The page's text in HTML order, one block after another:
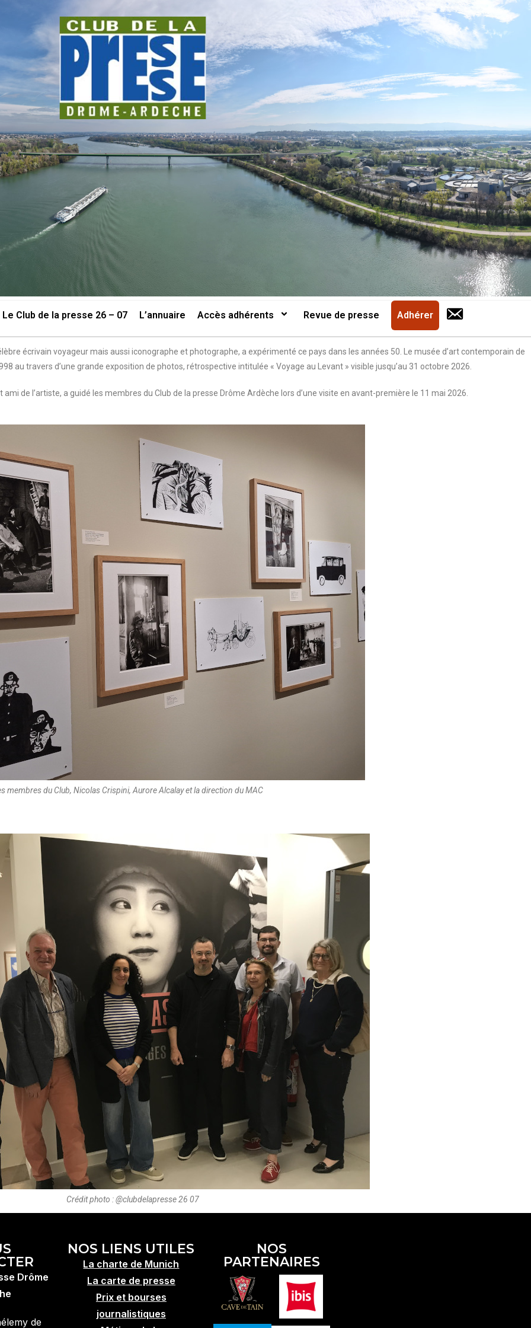
Le Club de la presse 26 – 07 L’annuaire Accès adhérents Revue de presse Adhérer
écrivain voyageur mais aussi iconographe et photographe, a expérimenté ce pays dans les années 50. Le musée d’art contemporain de
au travers d’une grande exposition de photos, rétrospective intitulée « Voyage au Levant » visible jusqu’au 31 octobre 2026.
de l’artiste, a guidé les membres du Club de la presse Drôme Ardèche lors d’une visite en avant-première le 11 mai 2026.
membres du Club, Nicolas Crispini, Aurore Alcalay et la direction du MAC
Crédit photo : @clubdelapresse 26 07
Drôme
de
NOS LIENS UTILES
La charte de Munich
La carte de presse
Prix et bourses
journalistiques
NOS
PARTENAIRES